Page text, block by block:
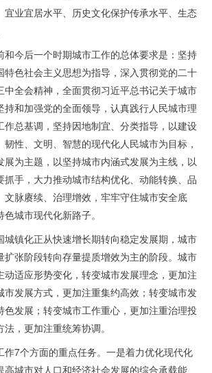
宜业宜居水平、历史文化保护传承水平、生态
和今后一个时期城市工作的总体要求是：坚持
特色社会主义思想为指导，深入贯彻党的二十
中全会精神，全面贯彻习近平总书记关于城市
持和加强党的全面领导，认真践行人民城市理
作总基调，坚持因地制宜、分类指导，以建设
性、文明、智慧的现代化人民城市为目标，
展为主题，以坚持城市内涵式发展为主线，以
抓手，大力推动城市结构优化、动能转换、品
文脉赓续、治理增效，牢牢守住城市安全底
城市现代化新路子。
城镇化正从快速增长期转向稳定发展期，城市
扩张阶段转向存量提质增效为主的阶段。城市
动适应形势变化，转变城市发展理念，更加注
市发展方式，更加注重集约高效；转变城市发
色发展；转变城市工作重心，更加注重治理投
，更加注重统筹协调。
作7个方面的重点任务。一是着力优化现代化
高城市对人口和经济社会发展的综合承载能